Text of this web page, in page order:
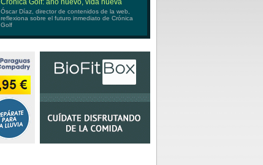
Crónica Golf: año nuevo, vida nueva
Óscar Díaz, director de contenidos de la web,
reflexiona sobre el futuro inmediato de Crónica
Golf